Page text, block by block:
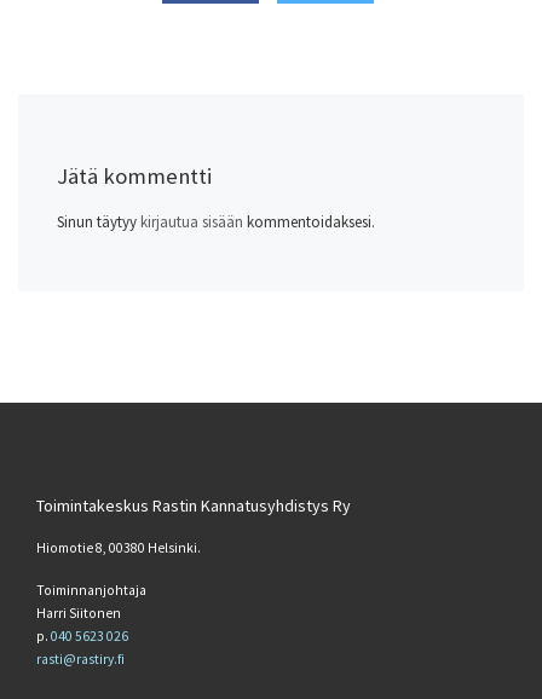
Jätä kommentti
Sinun täytyy kirjautua sisään kommentoidaksesi.
Toimintakeskus Rastin Kannatusyhdistys Ry
Hiomotie 8, 00380 Helsinki.
Toiminnanjohtaja
Harri Siitonen
p. 040 5623 026
rasti@rastiry.fi